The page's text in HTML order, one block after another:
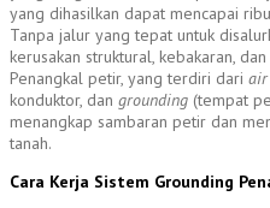
yang dihasilkan dapat mencapai
Tanpa jalur yang tepat untuk
kerusakan struktural, kebakaran,
Penangkal petir, yang terdiri dari
konduktor, dan grounding (tempat
menangkap sambaran petir dan
tanah.
Cara Kerja Sistem Grounding